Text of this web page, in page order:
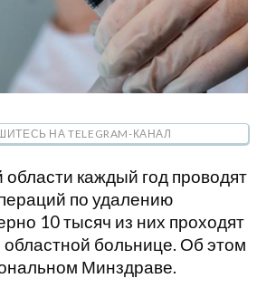
НА TELEGRAM-КАНАЛ
каждый год проводят
по удалению
10 тысяч из них проходят
больнице. Об этом
Минздраве.